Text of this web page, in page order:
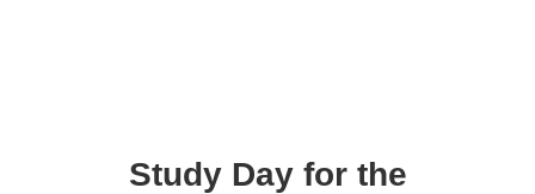
Study Day for the